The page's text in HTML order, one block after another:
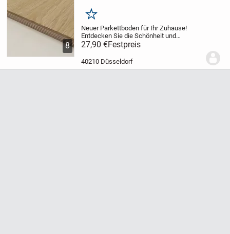
8
Merken
Neuer Parkettboden für Ihr Zuhause!
Entdecken Sie die Schönheit und
Langlebigkeit von Parkettböden bei Belat!
Rustikale Sortierung: (geschlossene Äste
und große Farbunterschiede)
7+3x150x..1900mm...
27,90 €Festpreis
40210 Düsseldorf